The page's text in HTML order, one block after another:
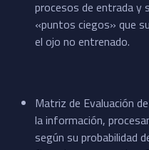
procesos de entrada y
«puntos ciegos» que
el ojo no entrenado.
​Matriz de Evaluación
la información,
según su probabilidad